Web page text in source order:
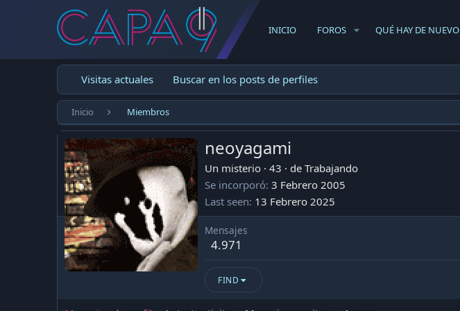
INICIO FOROS QUÉ HAY DE NUEVO
Visitas actuales Buscar en los posts de perfiles
Inicio Miembros
neoyagami
Un misterio · 43 · de Trabajando
Se incorporó 3 Febrero 2005
Last seen 13 Febrero 2025
Mensajes
4.971
FIND